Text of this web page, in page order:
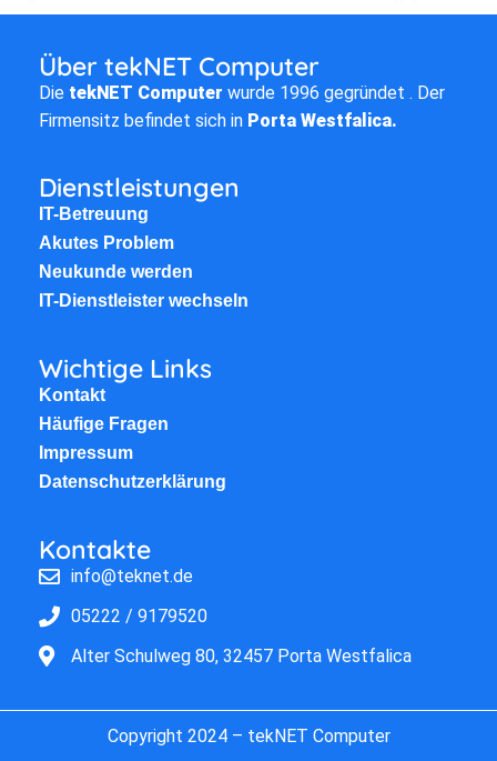
Über tekNET Computer
Die tekNET Computer wurde 1996 gegründet . Der
Firmensitz befindet sich in Porta Westfalica.
Dienstleistungen
IT-Betreuung
Akutes Problem
Neukunde werden
IT-Dienstleister wechseln
Wichtige Links
Kontakt
Häufige Fragen
Impressum
Datenschutzerklärung
Kontakte
info@teknet.de
05222 / 9179520
Alter Schulweg 80, 32457 Porta Westfalica
Copyright 2024 – tekNET Computer